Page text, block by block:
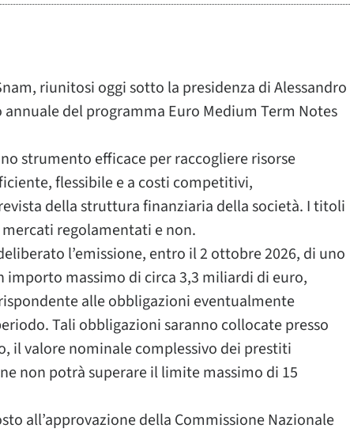
riunitosi oggi sotto la presidenza di Alessandro
del programma Euro Medium Term Notes
strumento efficace per raccogliere risorse
flessibile e a costi competitivi,
della struttura finanziaria della società. I titoli
regolamentati e non.
l’emissione, entro il 2 ottobre 2026, di uno
massimo di circa 3,3 miliardi di euro,
alle obbligazioni eventualmente
Tali obbligazioni saranno collocate presso
il valore nominale complessivo dei prestiti
non potrà superare il limite massimo di 15
all’approvazione della Commissione Nazionale